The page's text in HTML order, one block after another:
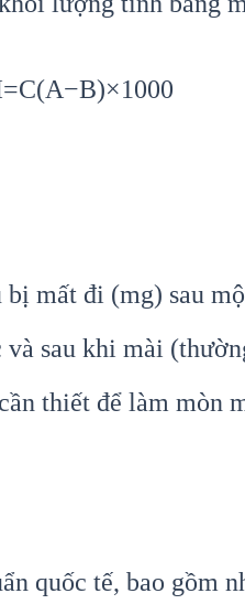
=C(A−B)×1000
mất đi (mg) sau
sau khi mài
thiết để làm mòn
quốc tế, bao gồm